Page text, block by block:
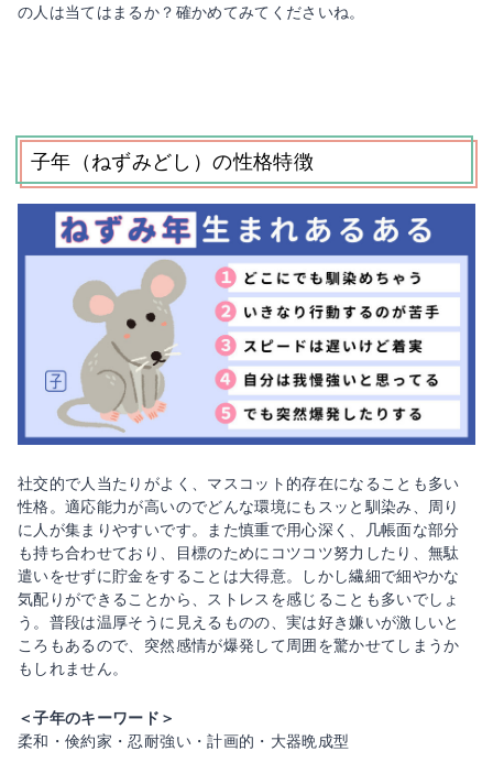
の人は当てはまるか？確かめてみてくださいね。
子年（ねずみどし）の性格特徴
社交的で人当たりがよく、マスコット的存在になることも多い
性格。適応能力が高いのでどんな環境にもスッと馴染み、周り
に人が集まりやすいです。また慎重で用心深く、几帳面な部分
も持ち合わせており、目標のためにコツコツ努力したり、無駄
遣いをせずに貯金をすることは大得意。しかし繊細で細やかな
気配りができることから、ストレスを感じることも多いでしょ
う。普段は温厚そうに見えるものの、実は好き嫌いが激しいと
ころもあるので、突然感情が爆発して周囲を驚かせてしまうか
もしれません。
＜子年のキーワード＞
柔和・倹約家・忍耐強い・計画的・大器晩成型